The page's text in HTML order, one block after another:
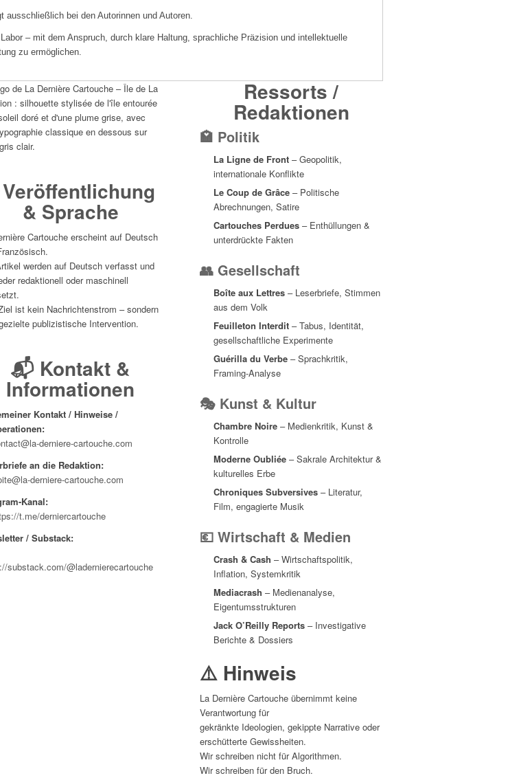
ausschließlich bei den Autorinnen und Autoren.
– mit dem Anspruch, durch klare Haltung, sprachliche Präzision und intellektuelle
zu ermöglichen.
Veröffentlichung
& Sprache
Cartouche erscheint auf Deutsch
werden auf Deutsch verfasst und
redaktionell oder maschinell
ist kein Nachrichtenstrom – sondern
publizistische Intervention.
📬 Kontakt &
Informationen
Kontakt / Hinweise /
derniere-cartouche.com
an die Redaktion:
derniere-cartouche.com
Kanal:
t.me/derniercartouche
/ Substack:
substack.com/@ladernierecartouche
Ressorts /
Redaktionen
🏩 Politik
La Ligne de Front – Geopolitik,
internationale Konflikte
Le Coup de Grâce – Politische
Abrechnungen, Satire
Cartouches Perdues – Enthüllungen &
unterdrückte Fakten
👥 Gesellschaft
Boîte aux Lettres – Leserbriefe, Stimmen
aus dem Volk
Feuilleton Interdit – Tabus, Identität,
gesellschaftliche Experimente
Guérilla du Verbe – Sprachkritik,
Framing-Analyse
🎭 Kunst & Kultur
Chambre Noire – Medienkritik, Kunst &
Kontrolle
Moderne Oubliée – Sakrale Architektur &
kulturelles Erbe
Chroniques Subversives – Literatur,
Film, engagierte Musik
💶 Wirtschaft & Medien
Crash & Cash – Wirtschaftspolitik,
Inflation, Systemkritik
Mediacrash – Medienanalyse,
Eigentumsstrukturen
Jack O’Reilly Reports – Investigative
Berichte & Dossiers
⚠️ Hinweis
La Dernière Cartouche übernimmt keine
Verantwortung für
gekränkte Ideologien, gekippte Narrative oder
erschütterte Gewissheiten.
Wir schreiben nicht für Algorithmen.
Wir schreiben für den Bruch.